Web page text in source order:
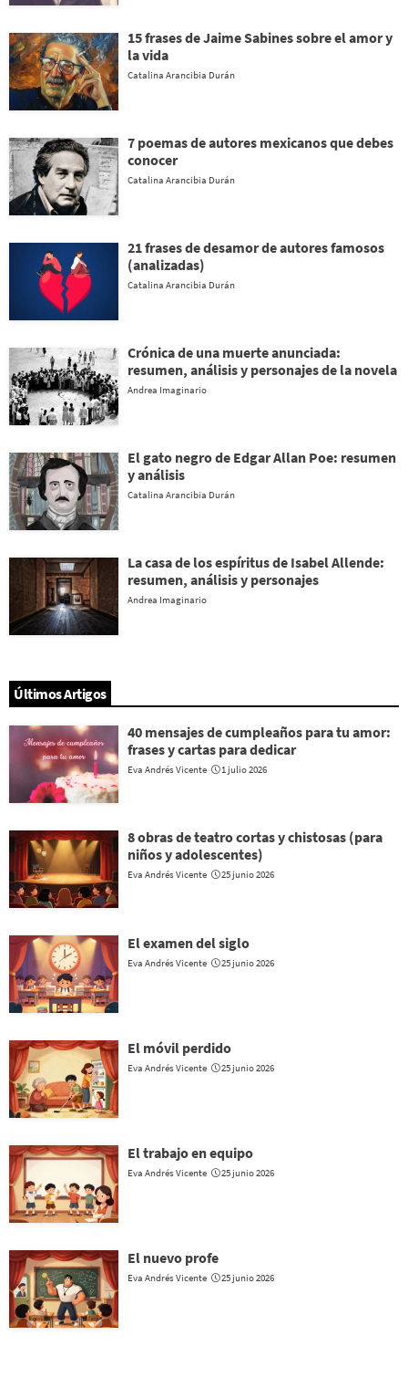
15 frases de Jaime Sabines sobre el amor y
la vida
Catalina Arancibia Durán
7 poemas de autores mexicanos que debes
conocer
Catalina Arancibia Durán
21 frases de desamor de autores famosos
(analizadas)
Catalina Arancibia Durán
Crónica de una muerte anunciada:
resumen, análisis y personajes de la novela
Andrea Imaginario
El gato negro de Edgar Allan Poe: resumen
y análisis
Catalina Arancibia Durán
La casa de los espíritus de Isabel Allende:
resumen, análisis y personajes
Andrea Imaginario
Últimos Artigos
40 mensajes de cumpleaños para tu amor:
frases y cartas para dedicar
Eva Andrés Vicente 1 julio 2026
8 obras de teatro cortas y chistosas (para
niños y adolescentes)
Eva Andrés Vicente 25 junio 2026
El examen del siglo
Eva Andrés Vicente 25 junio 2026
El móvil perdido
Eva Andrés Vicente 25 junio 2026
El trabajo en equipo
Eva Andrés Vicente 25 junio 2026
El nuevo profe
Eva Andrés Vicente 25 junio 2026